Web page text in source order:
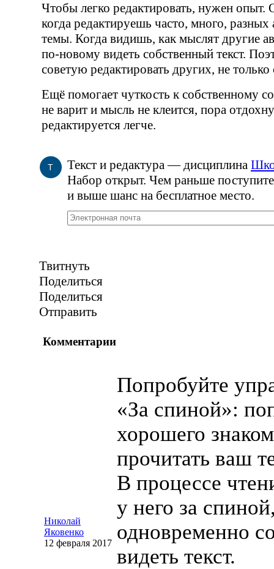
Чтобы легко редактировать, нужен опыт.
когда редактируешь часто, много, разных
темы. Когда видишь, как мыслят другие
по-новому видеть собственный текст.
советую редактировать других, не только
Ещё помогает чуткость к собственному
не варит и мысль не клеится, пора
редактируется легче.
Т Текст и редактура — дисциплина
Набор открыт. Чем раньше
и выше шанс на бесплатное место.
Твитнуть
Поделиться
Поделиться
Отправить
Комментарии
Николай
Яковенко
12 февраля 2017
Попробуйте
«За спиной»:
хорошего
прочитать ваш
В процессе
у него за
одновременно
видеть текст.